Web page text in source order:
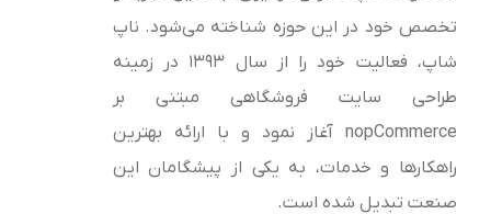
تخصص خود در این حوزه شناخته می‌شود. ناپ
شاپ، فعالیت خود را از سال 1393 در زمینه
طراحی سایت فروشگاهی مبتنی بر
nopCommerce آغاز نمود و با ارائه بهترین
راهکارها و خدمات، به یکی از پیشگامان این
صنعت تبدیل شده است.